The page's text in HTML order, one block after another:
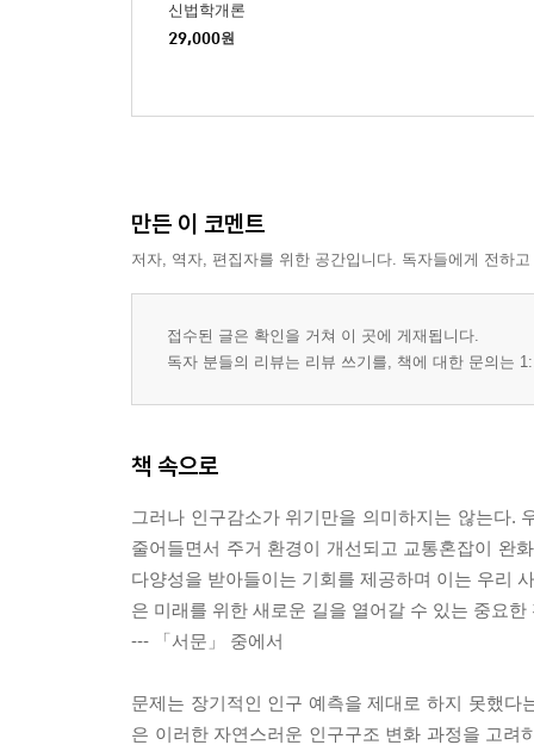
신법학개론
29,000원
만든 이 코멘트
저자, 역자, 편집자를 위한 공간입니다. 독자들에게 전하
접수된 글은 확인을 거쳐 이 곳에 게재됩니다.
독자 분들의 리뷰는 리뷰 쓰기를, 책에 대한 문의는
책 속으로
그러나 인구감소가 위기만을 의미하지는 않는다.
줄어들면서 주거 환경이 개선되고 교통혼잡이 완
다양성을 받아들이는 기회를 제공하며 이는 우리
은 미래를 위한 새로운 길을 열어갈 수 있는 중요한
--- 「서문」 중에서
문제는 장기적인 인구 예측을 제대로 하지 못했
은 이러한 자연스러운 인구구조 변화 과정을 고